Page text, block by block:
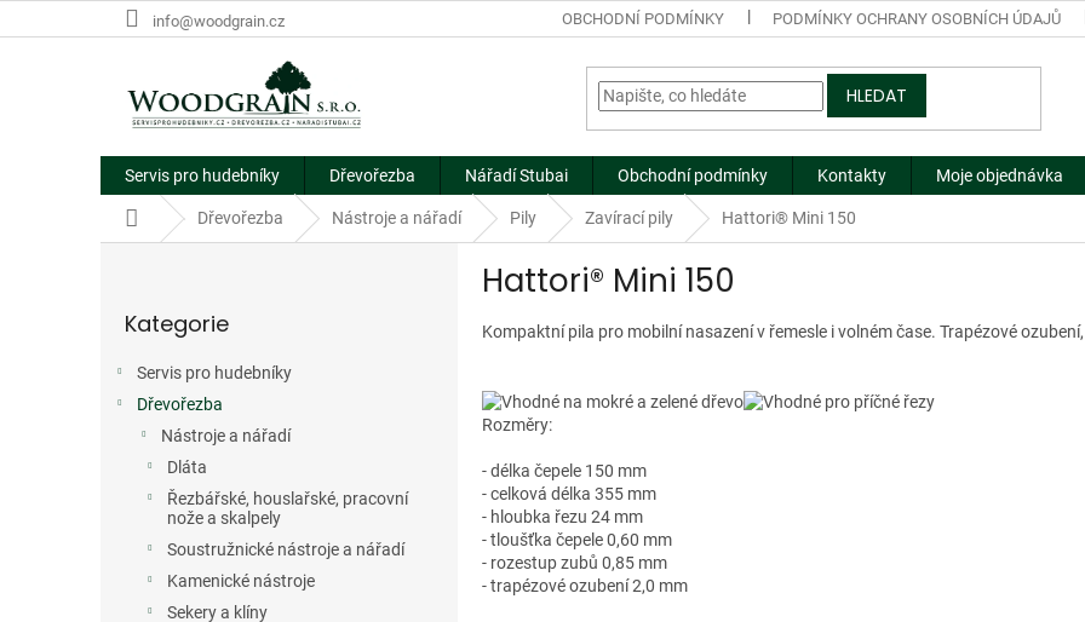
na
info@woodgrain.cz OBCHODNÍ PODMÍNKY PODMÍNKY OCHRANY OSOBNÍCH ÚDAJŮ
HLEDAT
Servis pro hudebníky Dřevořezba Nářadí Stubai Obchodní podmínky Kontakty Moje objednávka
Domů Dřevořezba Nástroje a nářadí Pily Zavírací pily Hattori® Mini 150
kategorie
Kategorie
Servis pro hudebníky
Dřevořezba
Nástroje a nářadí
Dláta
Řezbářské, houslařské, pracovní
nože a skalpely
Soustružnické nástroje a nářadí
Kamenické nástroje
Sekery a klíny
Hattori® Mini 150
Kompaktní pila pro mobilní nasazení v řemesle i volném čase. Trapézové
Rozměry:
- délka čepele 150 mm
- celková délka 355 mm
- hloubka řezu 24 mm
- tloušťka čepele 0,60 mm
- rozestup zubů 0,85 mm
- trapézové ozubení 2,0 mm